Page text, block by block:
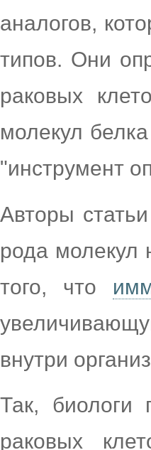
аналогов,
типов. Они
раковых
молекул
"инструмент
Авторы
рода молекул
того, что
внутри
Так, биологи
раковых